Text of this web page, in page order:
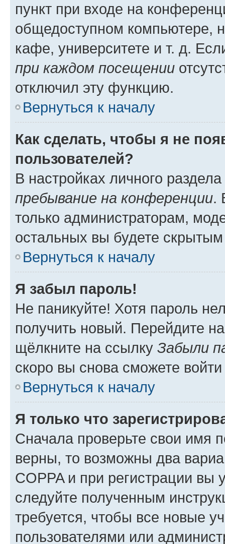
пункт при входе на
общедоступном компьютере,
кафе, университете и т. д.
при каждом посещении
отключил эту функцию.
Вернуться к началу
Как сделать, чтобы я не
пользователей?
В настройках личного
пребывание на конференции.
только администраторам,
остальных вы будете
Вернуться к началу
Я забыл пароль!
Не паникуйте! Хотя пароль
получить новый. Перейдите
щёлкните на ссылку Забыли
скоро вы снова сможете
Вернуться к началу
Я только что
Сначала проверьте свои имя
верны, то возможны два
COPPA и при регистрации вы
следуйте полученным
требуется, чтобы все новые
пользователями или